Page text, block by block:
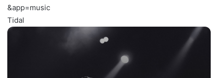
&app=music
Tidal